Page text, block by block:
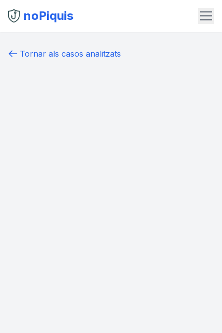
noPiquis
Tornar als casos analitzats